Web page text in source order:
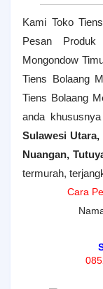
Kami Toko
Pesan
Mongondow
Tiens Bolaang
Tiens Bolaang
anda
Sulawesi Utara,
Nuangan,
termurah,
Cara